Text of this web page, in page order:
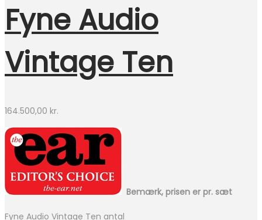
Fyne Audio
Vintage Ten
164.500,00 kr.
Bemærk, prisen er pr. sæt
Fyne Audio Vintage Ten antal